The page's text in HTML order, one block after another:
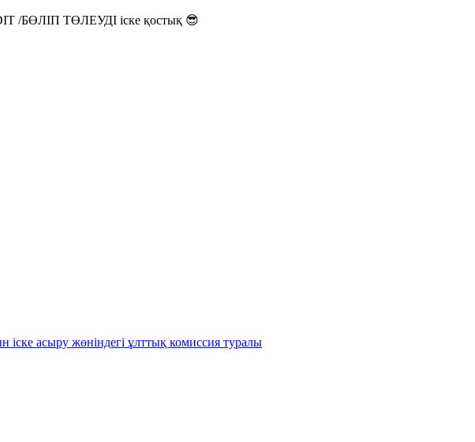
/БӨЛІП ТӨЛЕУДІ іске қостық 😎
асыру жөніндегі ұлттық комиссия туралы